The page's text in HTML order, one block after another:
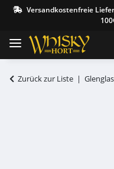
Versandkostenfreie
Zurück zur Liste